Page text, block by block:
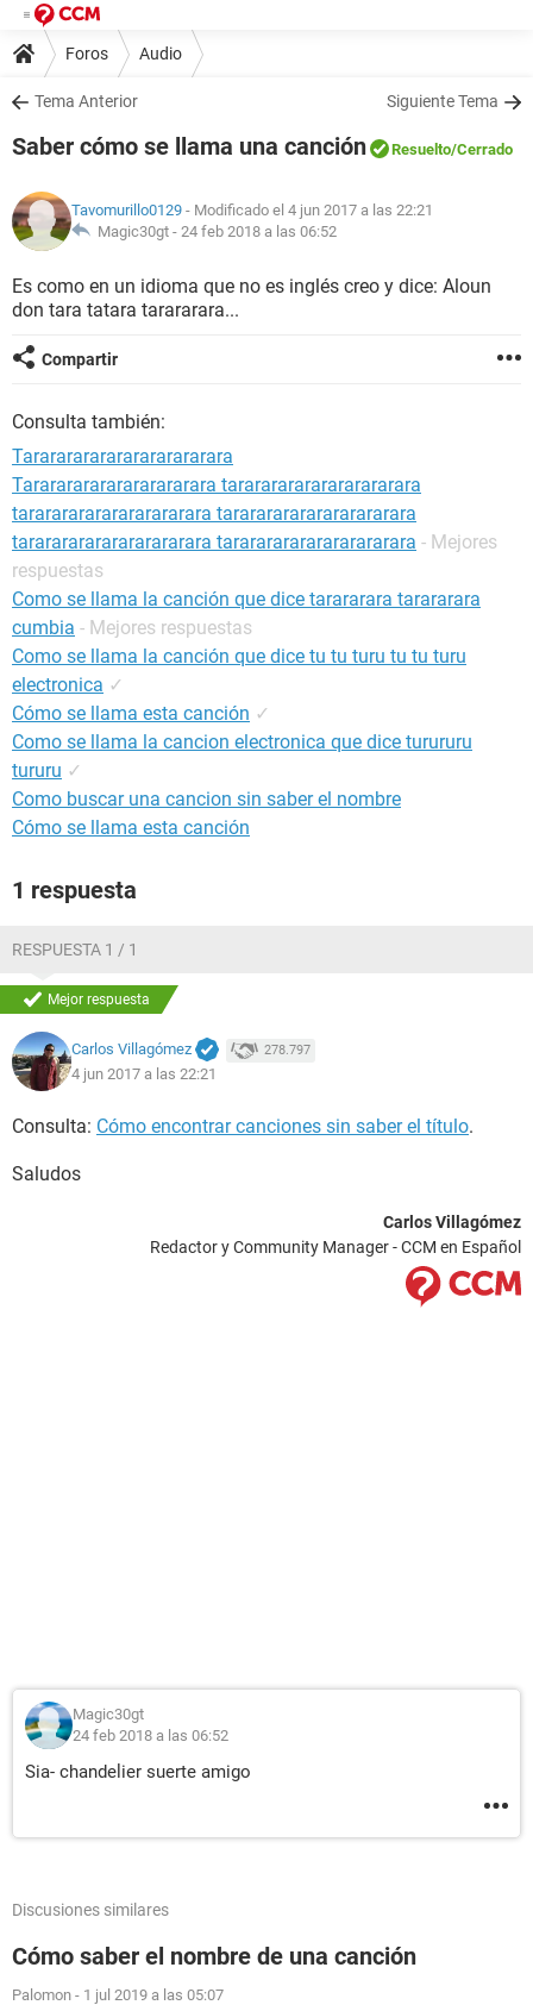
Foros Audio
Tema Anterior Siguiente Tema
Saber cómo se llama una canción Resuelto/Cerrado
Tavomurillo0129 - Modificado el 4 jun 2017 a las 22:21
Magic30gt - 24 feb 2018 a las 06:52
Es como en un idioma que no es inglés creo y dice: Aloun
don tara tatara tarararara...
Compartir
Consulta también:
Tarararararararararararara
Tararararararararararara tararararararararararara
tararararararararararara tararararararararararara
tararararararararararara tararararararararararara - Mejores
respuestas
Como se llama la canción que dice tarararara tarararara
cumbia - Mejores respuestas
Como se llama la canción que dice tu tu turu tu tu turu
electronica ✓
Cómo se llama esta canción ✓
Como se llama la cancion electronica que dice turururu
tururu ✓
Como buscar una cancion sin saber el nombre
Cómo se llama esta canción
1 respuesta
RESPUESTA 1 / 1
Mejor respuesta
Carlos Villagómez 278.797
4 jun 2017 a las 22:21
Consulta: Cómo encontrar canciones sin saber el título.
Saludos
Carlos Villagómez
Redactor y Community Manager - CCM en Español
Magic30gt
24 feb 2018 a las 06:52
Sia- chandelier suerte amigo
Discusiones similares
Cómo saber el nombre de una canción
Palomon - 1 jul 2019 a las 05:07